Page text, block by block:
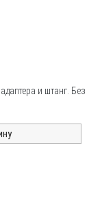
и штанг. Без